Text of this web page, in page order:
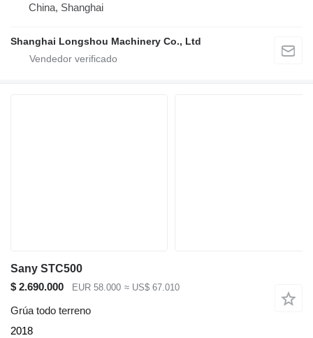
China, Shanghai
Shanghai Longshou Machinery Co., Ltd
Sany STC500
$ 2.690.000
EUR 58.000 ≈ US$ 67.010
Grúa todo terreno
2018